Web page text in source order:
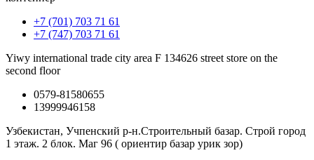
+7 (701) 703 71 61
+7 (747) 703 71 61
Yiwy international trade city area F 134626 street store on the
second floor
0579-81580655
13999946158
Узбекистан, Учпенский р-н.Строительный базар. Строй город
1 этаж. 2 блок. Маг 96 ( ориентир базар урик зор)